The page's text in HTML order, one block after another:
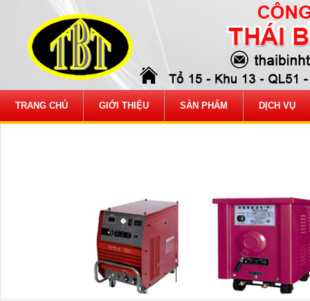
TRANG CHỦ GIỚI THIỆU SẢN PHẨM DỊCH VỤ